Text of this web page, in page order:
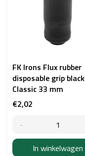
FK Irons Flux rubber
disposable grip black
Classic 33 mm
€2,02
In winkelwagen